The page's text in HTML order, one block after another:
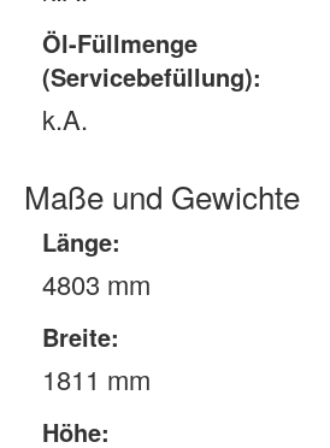
Öl-Füllmenge
(Servicebefüllung):
k.A.
Maße und Gewichte
Länge:
4803 mm
Breite:
1811 mm
Höhe: